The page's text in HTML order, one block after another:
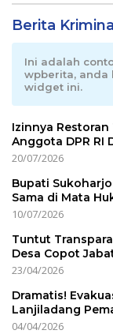
Berita
Ini adalah
wpberita, anda
widget ini.
Izinnya Restoran
Anggota DPR RI
20/07/2026
Bupati
Sama di Mata
10/07/2026
Tuntut
Desa Copot
23/04/2026
Dramatis!
Lanjiladang
04/04/2026